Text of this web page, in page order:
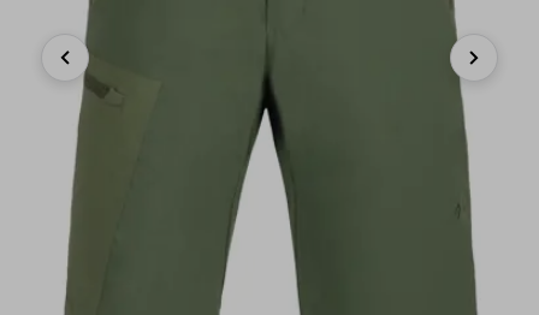
Previous Next